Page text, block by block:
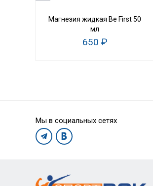
Магнезия жидкая Be First 50
мл
650 ₽
Мы в социальных сетях